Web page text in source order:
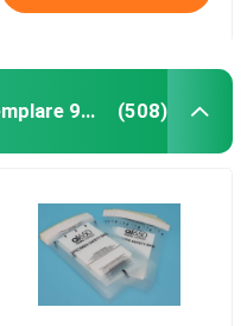
borsa di trasporto dell'esemplare 95kPa (508)